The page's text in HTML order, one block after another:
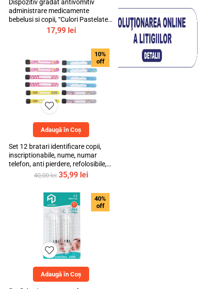
Dispozitiv gradat antivomitiv
administrare medicamente
bebelusi si copii, “Culori Pastelate”,
mediLOGIC™17,99 lei
10%
off
Adaugă în Coș
Set 12 bratari identificare copii,
inscriptionabile, nume, numar
telefon, anti pierdere, refolosibile,
multicolor, bebeLOGIC™
40,00lei Prețul
a
fost:
40,00 lei.
35,99 leiPrețul
este:
35,99 lei.
40%
off
Adaugă în Coș